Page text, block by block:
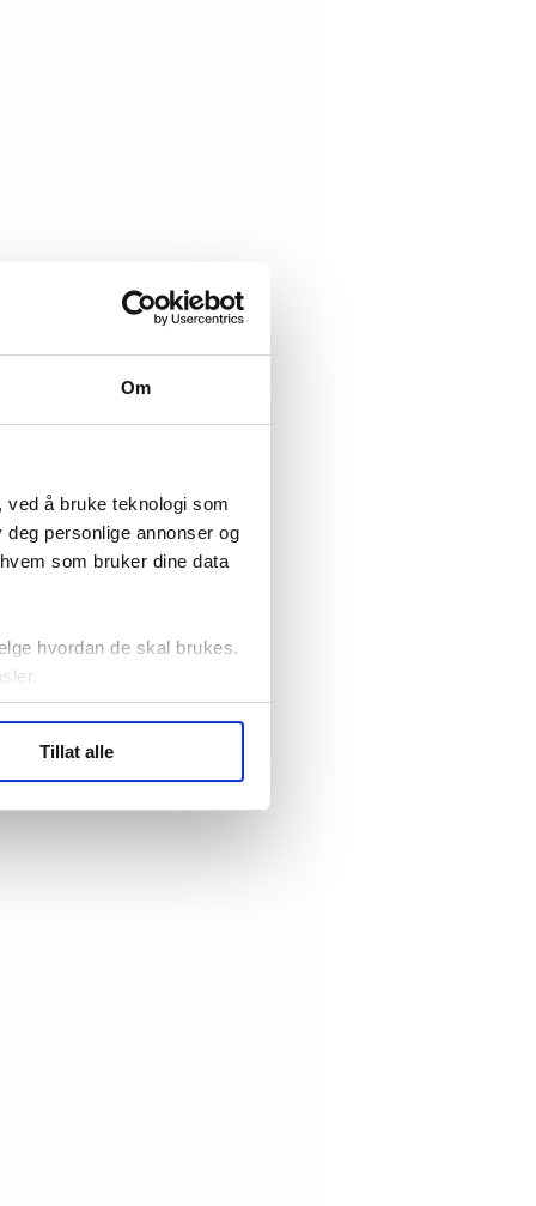
Om
å bruke teknologi som
personlige annonser og
som bruker dine data
hvordan de skal brukes.
statistikk.
Tillat alle